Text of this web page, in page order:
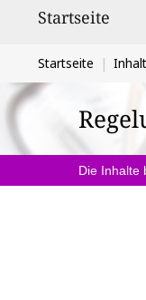
Startseite
Sie
befinden
sich
hier:
Startseite
Die Inhalte